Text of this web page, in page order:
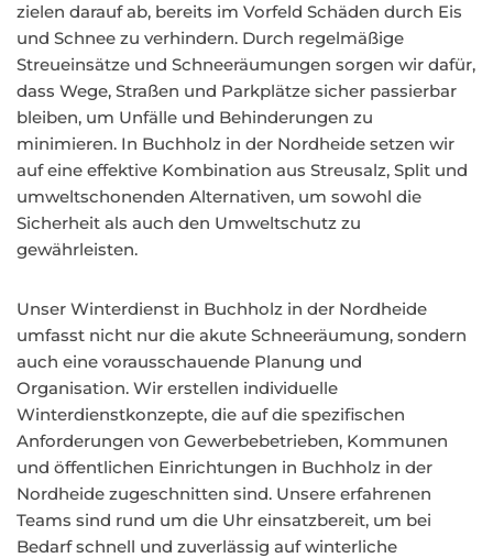
zielen darauf ab, bereits im Vorfeld Schäden durch Eis
und Schnee zu verhindern. Durch regelmäßige
Streueinsätze und Schneeräumungen sorgen wir dafür,
dass Wege, Straßen und Parkplätze sicher passierbar
bleiben, um Unfälle und Behinderungen zu
minimieren. In Buchholz in der Nordheide setzen wir
auf eine effektive Kombination aus Streusalz, Split und
umweltschonenden Alternativen, um sowohl die
Sicherheit als auch den Umweltschutz zu
gewährleisten.
Unser Winterdienst in Buchholz in der Nordheide
umfasst nicht nur die akute Schneeräumung, sondern
auch eine vorausschauende Planung und
Organisation. Wir erstellen individuelle
Winterdienstkonzepte, die auf die spezifischen
Anforderungen von Gewerbebetrieben, Kommunen
und öffentlichen Einrichtungen in Buchholz in der
Nordheide zugeschnitten sind. Unsere erfahrenen
Teams sind rund um die Uhr einsatzbereit, um bei
Bedarf schnell und zuverlässig auf winterliche